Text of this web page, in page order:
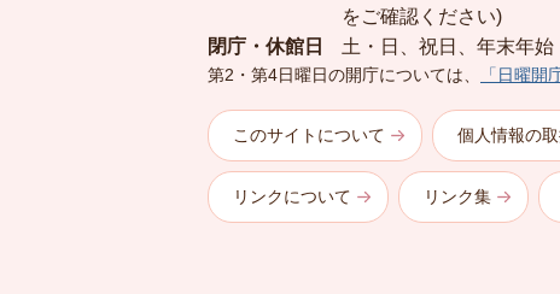
をご確認ください)
閉庁・休館日
土・日、祝日、年末年始
第2・第4日曜日の開庁については、 「日曜開
このサイトについて 個人情報の
リンクについて リンク集